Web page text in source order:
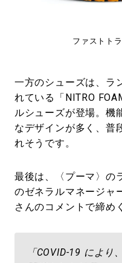
ファストト
一方のシューズは、ラ
れている「NITRO
ルシューズが登場。機
なデザインが多く、普
れそうです。
最後は、〈プーマ〉の
のゼネラルマネージャ
さんのコメントで締め
「COVID-19 によ